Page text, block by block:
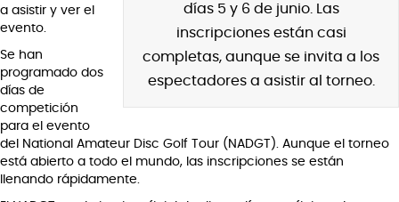
días 5 y 6 de junio. Las
inscripciones están casi
completas, aunque se invita a los
espectadores a asistir al torneo.
a asistir y ver el
evento.
Se han
programado dos
días de
competición
para el evento
del National Amateur Disc Golf Tour (NADGT). Aunque el torneo
está abierto a todo el mundo, las inscripciones se están
llenando rápidamente.